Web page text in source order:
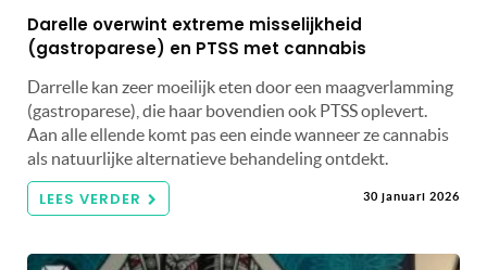
Darelle overwint extreme misselijkheid
(gastroparese) en PTSS met cannabis
Darrelle kan zeer moeilijk eten door een maagverlamming
(gastroparese), die haar bovendien ook PTSS oplevert.
Aan alle ellende komt pas een einde wanneer ze cannabis
als natuurlijke alternatieve behandeling ontdekt.
LEES VERDER 30 januari 2026